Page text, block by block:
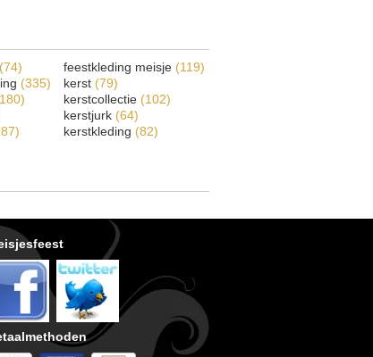
(74)
(335)
feestkleding meisje (119)
kerst (79)
kerstcollectie (102)
kerstjurk (64)
kerstkleding (82)